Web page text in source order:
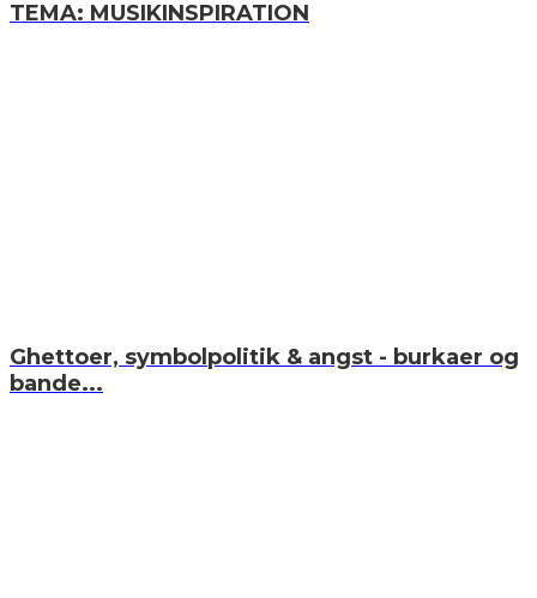
TEMA: MUSIKINSPIRATION
Ghettoer, symbolpolitik & angst - burkaer og
bande...